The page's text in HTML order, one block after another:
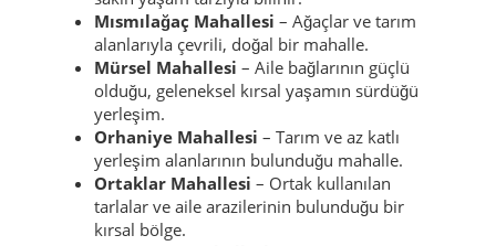
Mısmılağaç Mahallesi – Ağaçlar ve tarım
alanlarıyla çevrili, doğal bir mahalle.
Mürsel Mahallesi – Aile bağlarının güçlü
olduğu, geleneksel kırsal yaşamın sürdüğü
yerleşim.
Orhaniye Mahallesi – Tarım ve az katlı
yerleşim alanlarının bulunduğu mahalle.
Ortaklar Mahallesi – Ortak kullanılan
tarlalar ve aile arazilerinin bulunduğu bir
kırsal bölge.